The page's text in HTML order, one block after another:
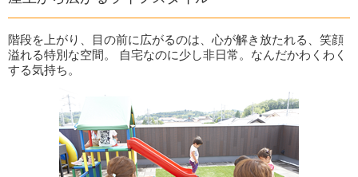
階段を上がり、目の前に広がるのは、心が解き放たれる、笑顔
溢れる特別な空間。 自宅なのに少し非日常。なんだかわくわく
する気持ち。